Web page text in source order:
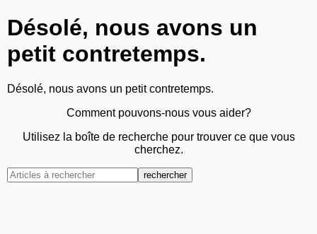
Désolé, nous avons un
petit contretemps.
Désolé, nous avons un petit contretemps.
Comment pouvons-nous vous aider?
Utilisez la boîte de recherche pour trouver ce que vous
cherchez.
rechercher